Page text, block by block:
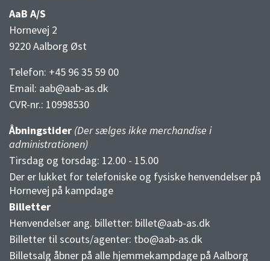
AaB A/S
Hornevej 2
9220 Aalborg Øst
Telefon: +45 96 35 59 00
Email: aab@aab-as.dk
CVR-nr.: 10998530
Åbningstider (Der sælges ikke merchandise i
administrationen)
Tirsdag og torsdag: 12.00 - 15.00
Der er lukket for telefoniske og fysiske henvendelser på
Hornevej på kampdage
Billetter
Henvendelser ang. billetter: billet@aab-as.dk
Billetter til scouts/agenter: tbo@aab-as.dk
Billetsalg åbner på alle hjemmekampdage på Aalborg